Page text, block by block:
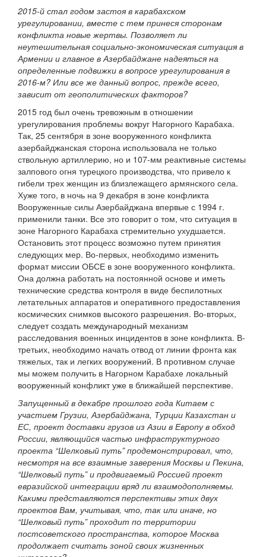
2015-й стал годом застоя в карабахском
урегулировании, вместе с тем принеся сторонам
конфликта новые жертвы. Позволяет ли
неутешительная социально-экономическая ситуация в
Армении и главное в Азербайджане надеяться на
определенные подвижки в вопросе урегулирования в
2016-м? Или все же данный вопрос, прежде всего,
зависит от геополитических факторов?
2015 год был очень тревожным в отношении
урегулирования проблемы вокруг Нагорного Карабаха.
Так, 25 сентября в зоне вооруженного конфликта
азербайджанская сторона использовала не только
ствольную артиллерию, но и 107-мм реактивные системы
залпового огня турецкого производства, что привело к
гибели трех женщин из близлежащего армянского села.
Хуже того, в ночь на 9 декабря в зоне конфликта
Вооруженные силы Азербайджана впервые с 1994 г.
применили танки. Все это говорит о том, что ситуация в
зоне Нагорного Карабаха стремительно ухудшается.
Остановить этот процесс возможно путем принятия
следующих мер. Во-первых, необходимо изменить
формат миссии ОБСЕ в зоне вооруженного конфликта.
Она должна работать на постоянной основе и иметь
технические средства контроля в виде беспилотных
летательных аппаратов и оперативного предоставления
космических снимков высокого разрешения. Во-вторых,
следует создать международный механизм
расследования военных инцидентов в зоне конфликта. В-
третьих, необходимо начать отвод от линии фронта как
тяжелых, так и легких вооружений. В противном случае
мы можем получить в Нагорном Карабахе локальный
вооруженный конфликт уже в ближайшей перспективе.
Запущенный в декабре прошлого года Китаем с
участием Грузии, Азербайджана, Турции Казахстан и
ЕС, проект доставки грузов из Азии в Европу в обход
России, являющийся частью инфраструктурного
проекта “Шелковый путь” продемонстрировал, что,
несмотря на все взаимные заверения Москвы и Пекина,
“Шелковый путь” и продвигаемый Россией проект
евразийской интеграции вряд ли взаимодополняемы.
Какими представляются перспективы этих двух
проектов Вам, учитывая, что, так или иначе, но
“Шелковый путь” проходит по территории
постсоветского пространства, которое Москва
продолжает считать зоной своих жизненных